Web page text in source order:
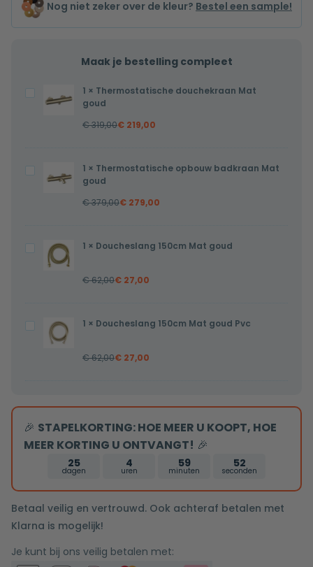
Nog niet zeker over de kleur? Bestel een sample!
Maak je bestelling compleet
Thermostatische
douchekraan
1 × Thermostatische douchekraan Mat
goud
€319,00€ 219,00
Thermostatische
opbouw
badkraan
goud
1 × Thermostatische opbouw badkraan Mat
goud
€379,00€ 279,00
Doucheslang
150cm
1 × Doucheslang 150cm Mat goud
€62,00€ 27,00
Doucheslang
150cm
1 × Doucheslang 150cm Mat goud Pvc
€62,00€ 27,00
🎉 STAPELKORTING: HOE MEER U KOOPT, HOE
MEER KORTING U ONTVANGT! 🎉
25
dagen
4
uren
59
minuten
51
seconden
Betaal veilig en vertrouwd. Ook achteraf betalen met
Klarna is mogelijk!
Je kunt bij ons veilig betalen met: